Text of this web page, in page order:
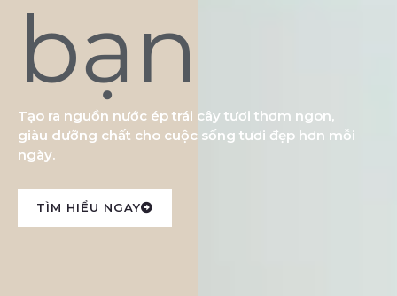
bạn
Tạo ra nguồn nước ép trái cây tươi thơm ngon,
giàu dưỡng chất cho cuộc sống tươi đẹp hơn mỗi
ngày.
TÌM HIỂU NGAY